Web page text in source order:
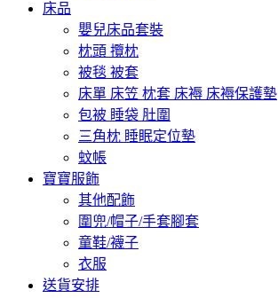
床品
嬰兒床品套裝
枕頭 攬枕
被毯 被套
床單 床笠 枕套 床褥 床褥保護墊
包被 睡袋 肚圍
三角枕 睡眠定位墊
蚊帳
寶寶服飾
其他配飾
圍兜/帽子/手套腳套
童鞋/襪子
衣服
送貨安排